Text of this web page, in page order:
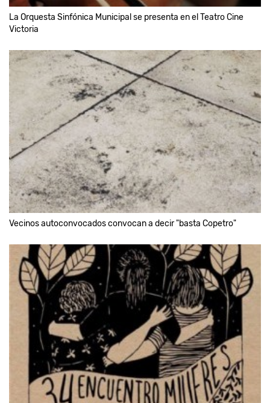
La Orquesta Sinfónica Municipal se presenta en el Teatro Cine
Victoria
Vecinos autoconvocados convocan a decir "basta Copetro"